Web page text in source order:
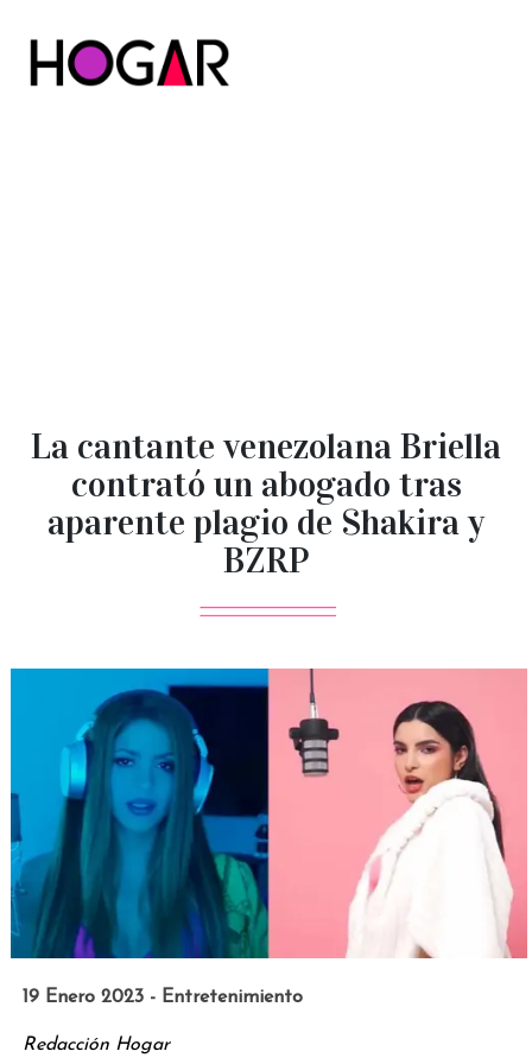
La cantante venezolana Briella
contrató un abogado tras
aparente plagio de Shakira y
BZRP
19 Enero 2023 - Entretenimiento
Redacción Hogar